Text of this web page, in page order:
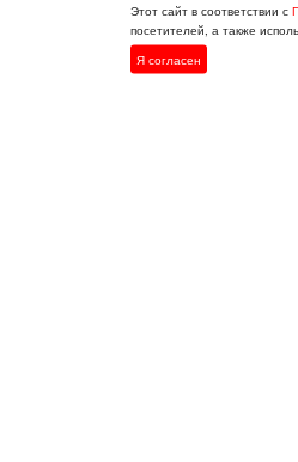
Этот сайт в соответствии с
посетителей, а также
Я согласен